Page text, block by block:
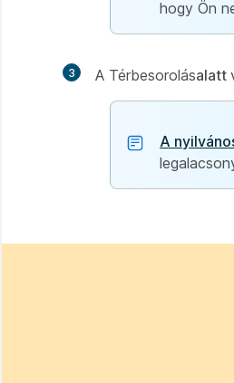
hogy Ön
3 A Térbesorolásalatt
A